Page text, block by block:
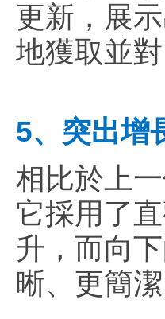
更新，展
地獲取並
5、突出增
相比於上
它採用了
升，而向
晰、更簡潔